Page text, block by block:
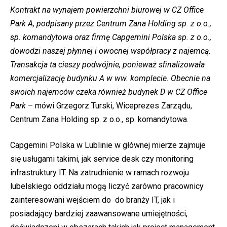
Kontrakt na wynajem powierzchni biurowej w CZ Office
Park A, podpisany przez Centrum Zana Holding sp. z o.o.,
sp. komandytowa oraz firmę Capgemini Polska sp. z o.o.,
dowodzi naszej płynnej i owocnej współpracy z najemcą.
Transakcja ta cieszy podwójnie, ponieważ sfinalizowała
komercjalizację budynku A w ww. komplecie. Obecnie na
swoich najemców czeka również budynek D w CZ Office
Park – mówi Grzegorz Turski, Wiceprezes Zarządu,
Centrum Zana Holding sp. z o.o., sp. komandytowa.
Capgemini Polska w Lublinie w głównej mierze zajmuje
się usługami takimi, jak service desk czy monitoring
infrastruktury IT. Na zatrudnienie w ramach rozwoju
lubelskiego oddziału mogą liczyć zarówno pracownicy
zainteresowani wejściem do do branży IT, jak i
posiadający bardziej zaawansowane umiejętności,